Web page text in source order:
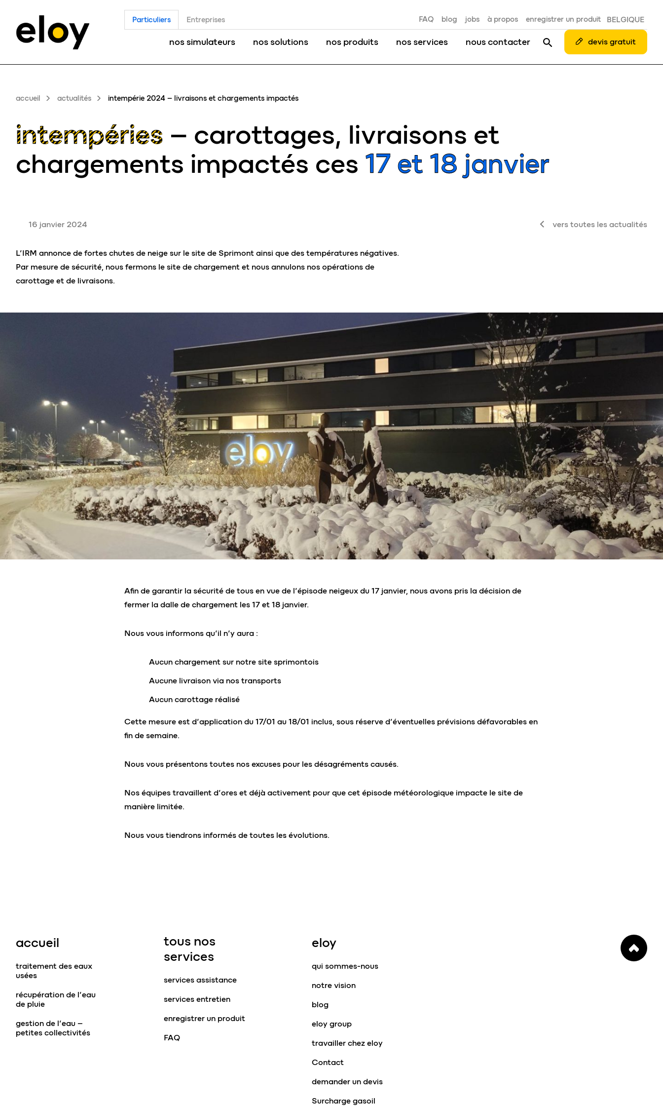
Particuliers Entreprises FAQ blog jobs à propos enregistrer un produit BELGIQUE
nos simulateurs nos solutions nos produits nos services nous contacter devis gratuit
accueil actualités intempérie 2024 – livraisons et chargements impactés
intempéries – carottages, livraisons et
chargements impactés ces 17 et 18 janvier
16 janvier 2024 vers toutes les actualités
L’IRM annonce de fortes chutes de neige sur le site de Sprimont ainsi que des températures négatives.
Par mesure de sécurité, nous fermons le site de chargement et nous annulons nos opérations de
carottage et de livraisons.
Afin de garantir la sécurité de tous en vue de l’épisode neigeux du 17 janvier, nous avons pris la décision de
fermer la dalle de chargement les 17 et 18 janvier.
Nous vous informons qu’il n’y aura :
Aucun chargement sur notre site sprimontois
Aucune livraison via nos transports
Aucun carottage réalisé
Cette mesure est d’application du 17/01 au 18/01 inclus, sous réserve d’éventuelles prévisions défavorables en
fin de semaine.
Nous vous présentons toutes nos excuses pour les désagréments causés.
Nos équipes travaillent d’ores et déjà activement pour que cet épisode météorologique impacte le site de
manière limitée.
Nous vous tiendrons informés de toutes les évolutions.
accueil
traitement des eaux
usées
récupération de l’eau
de pluie
gestion de l’eau –
petites collectivités
tous nos
services
services assistance
services entretien
enregistrer un produit
FAQ
eloy
qui sommes-nous
notre vision
blog
eloy group
travailler chez eloy
Contact
demander un devis
Surcharge gasoil